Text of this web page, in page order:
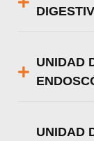
UNIDAD
UNIDAD